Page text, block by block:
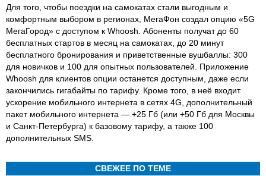
Для того, чтобы поездки на самокатах стали выгодным и
комфортным выбором в регионах, МегаФон создал опцию «5G
МегаГород» с доступом к Whoosh. Абоненты получат до 60
бесплатных стартов в месяц на самокатах, до 20 минут
бесплатного бронирования и приветственные вушбаллы: 300
для новичков и 100 для опытных пользователей. Приложение
Whoosh для клиентов опции останется доступным, даже если
закончились гигабайты по тарифу. Кроме того, в неё входит
ускорение мобильного интернета в сетях 4G, дополнительный
пакет мобильного интернета — +25 Гб (или +50 Гб для Москвы
и Санкт‑Петербурга) к базовому тарифу, а также 100
дополнительных SMS.
СВЕЖЕЕ ПО ТЕМЕ